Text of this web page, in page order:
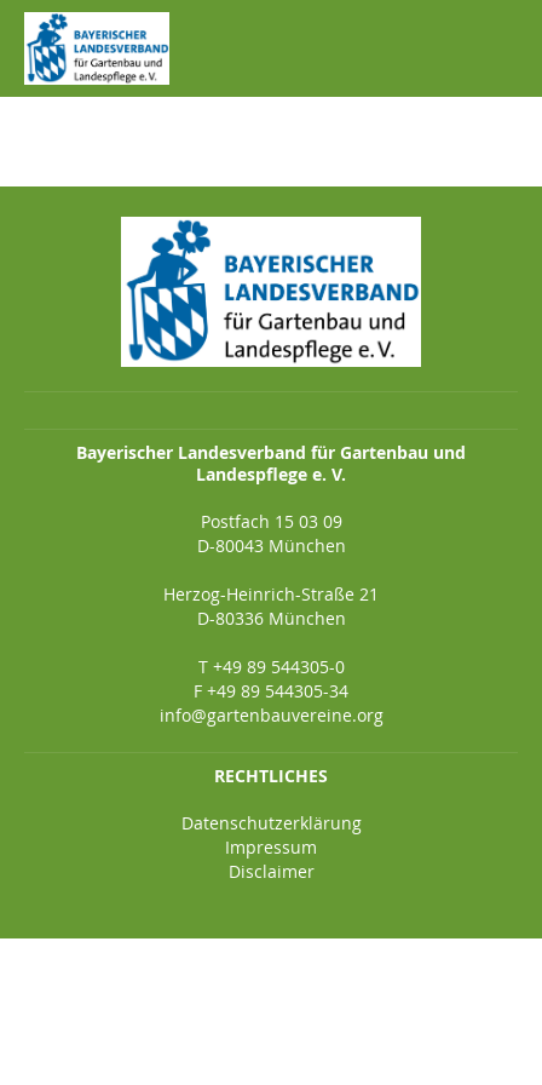
IMG_0341.JPG
Bayerischer Landesverband für Gartenbau und
Landespflege e. V.
Postfach 15 03 09
D-80043 München
Herzog-Heinrich-Straße 21
D-80336 München
T +49 89 544305-0
F +49 89 544305-34
info@gartenbauvereine.org
RECHTLICHES
Datenschutzerklärung
Impressum
Disclaimer